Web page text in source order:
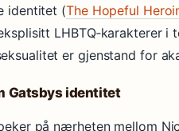
identitet (The Hopeful
LHBTQ‑karakterer i
er gjenstand for
Gatsbys identitet
på nærheten mellom